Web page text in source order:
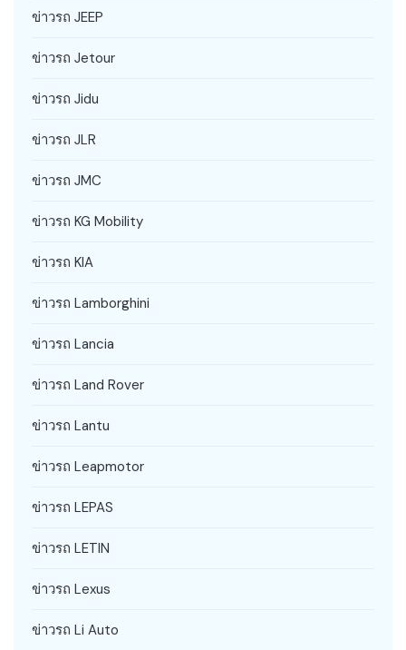
ข่าวรถ JEEP
ข่าวรถ Jetour
ข่าวรถ Jidu
ข่าวรถ JLR
ข่าวรถ JMC
ข่าวรถ KG Mobility
ข่าวรถ KIA
ข่าวรถ Lamborghini
ข่าวรถ Lancia
ข่าวรถ Land Rover
ข่าวรถ Lantu
ข่าวรถ Leapmotor
ข่าวรถ LEPAS
ข่าวรถ LETIN
ข่าวรถ Lexus
ข่าวรถ Li Auto